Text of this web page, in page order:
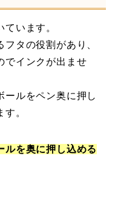
います。
タの役割があり、
でインクが出ませ
ールをペン奥に押し
。
ルを奥に押し込める